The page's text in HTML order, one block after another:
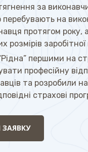
за
на
протягом року,
розмірів
“Рідна” першими на
професійну
та розробили
страхові